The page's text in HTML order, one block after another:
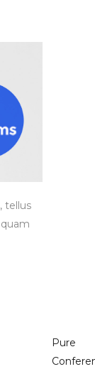
tellus
Pure